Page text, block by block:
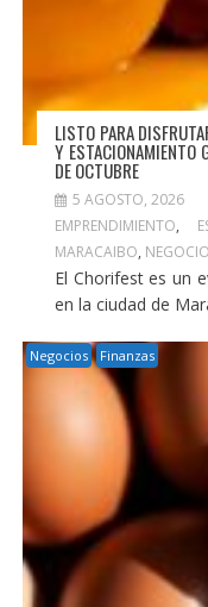
LISTO PARA
Y
DE OCTUBRE
5 AGOSTO, 2026
EMPRENDIMIENTO,
MARACAIBO,
El Chorifest es un
en la ciudad de
Negocios Finanzas